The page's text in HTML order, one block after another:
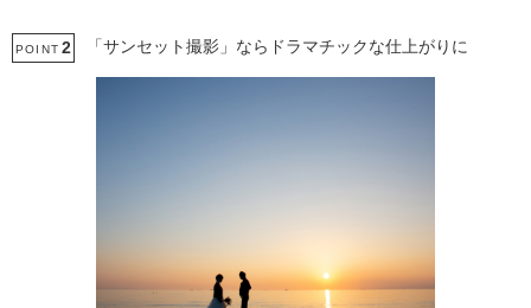
POINT 2 「サンセット撮影」ならドラマチックな仕上がりに